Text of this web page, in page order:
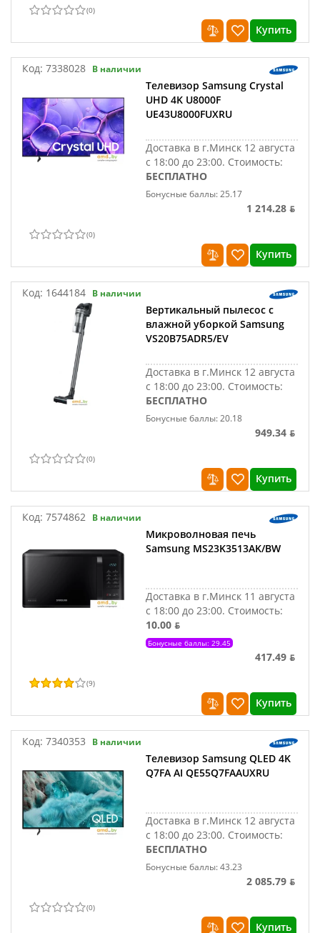
(0)
Купить
Код: 7338028 В наличии
Телевизор Samsung Crystal
UHD 4K U8000F
UE43U8000FUXRU
Доставка в г.Минск 12 августа
с 18:00 до 23:00. Стоимость:
БЕСПЛАТНО
Бонусные баллы: 25.17
1 214.28 ƃ
(0)
Купить
Код: 1644184 В наличии
Вертикальный пылесос с
влажной уборкой Samsung
VS20B75ADR5/EV
Доставка в г.Минск 12 августа
с 18:00 до 23:00. Стоимость:
БЕСПЛАТНО
Бонусные баллы: 20.18
949.34 ƃ
(0)
Купить
Код: 7574862 В наличии
Микроволновая печь
Samsung MS23K3513AK/BW
Доставка в г.Минск 11 августа
с 18:00 до 23:00. Стоимость:
10.00 ƃ
Бонусные баллы: 29.45
417.49 ƃ
(9)
Купить
Код: 7340353 В наличии
Телевизор Samsung QLED 4K
Q7FA AI QE55Q7FAAUXRU
Доставка в г.Минск 12 августа
с 18:00 до 23:00. Стоимость:
БЕСПЛАТНО
Бонусные баллы: 43.23
2 085.79 ƃ
(0)
Купить